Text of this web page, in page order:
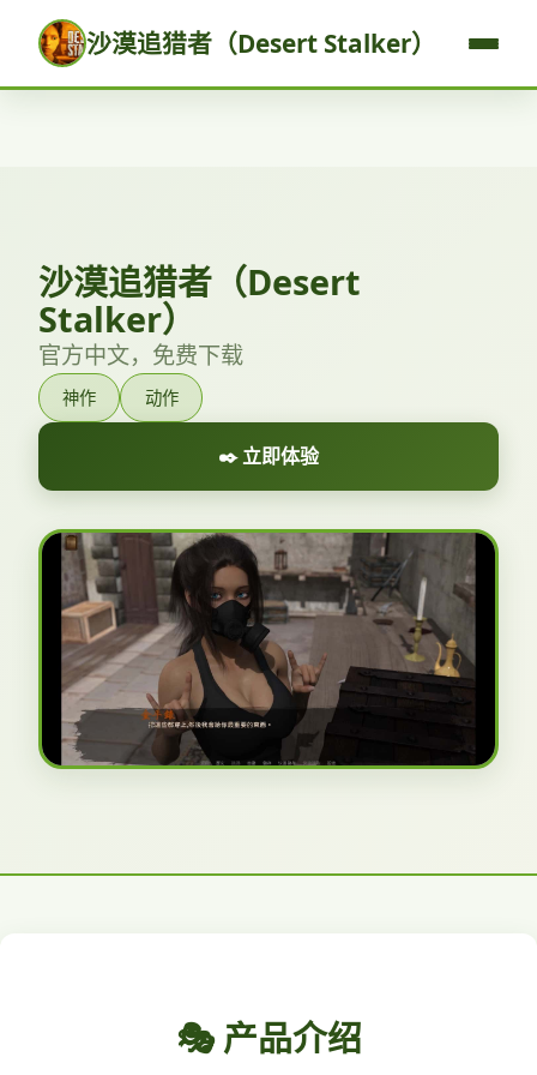
沙漠追猎者（Desert Stalker）
沙漠追猎者（Desert
Stalker）
官方中文，免费下载
神作 动作
✒️ 立即体验
🎭 产品介绍